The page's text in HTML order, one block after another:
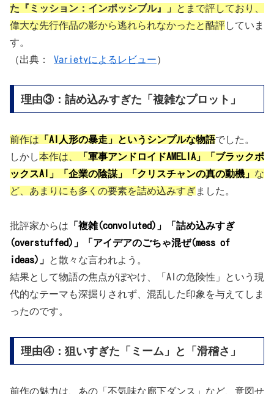
た『ミッション：インポッシブル』」
とまで評しており、
偉大な先行作品の影から逃れられなかったと酷評していま
す。
（出典： Varietyによるレビュー）
理由③：詰め込みすぎた「複雑なプロット」
前作は 「AI人形の暴走」というシンプルな物語でした。
しかし 本作は、
「軍事アンドロイドAMELIA」「ブラックボ
ックスAI」「企業の陰謀」「クリスチャンの真の動機」 な
ど、あまりにも多くの要素を詰め込みすぎました。
批評家からは 「複雑(convoluted)」「詰め込みすぎ
(overstuffed)」「アイデアのごちゃ混ぜ(mess of
ideas)」
と散々な言われよう。
結果として物語の焦点がぼやけ、「AIの危険性」という現
代的なテーマも深掘りされず、混乱した印象を与えてしま
ったのです。
理由④：狙いすぎた「ミーム」と「滑稽さ」
前作の魅力は、あの「不気味な廊下ダンス」など、意図せ